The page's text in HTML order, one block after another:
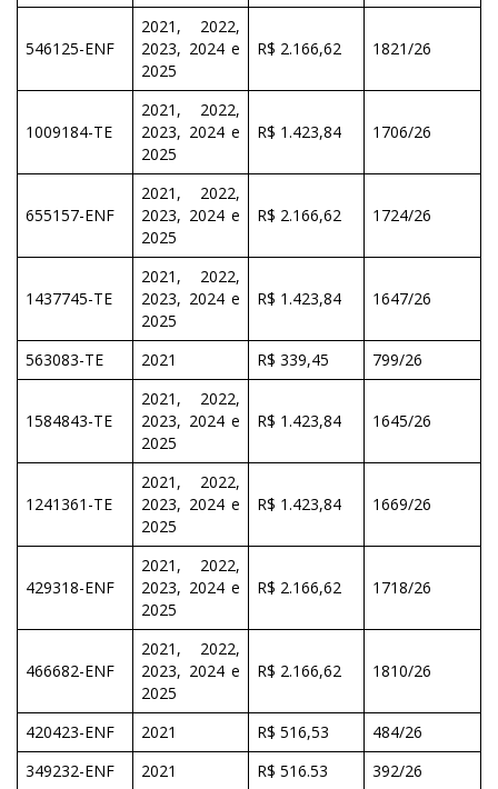
546125-ENF
2021, 2022,
2023, 2024 e
2025
R$ 2.166,62 1821/26
1009184-TE
2021, 2022,
2023, 2024 e
2025
R$ 1.423,84 1706/26
655157-ENF
2021, 2022,
2023, 2024 e
2025
R$ 2.166,62 1724/26
1437745-TE
2021, 2022,
2023, 2024 e
2025
R$ 1.423,84 1647/26
563083-TE 2021 R$ 339,45 799/26
1584843-TE
2021, 2022,
2023, 2024 e
2025
R$ 1.423,84 1645/26
1241361-TE
2021, 2022,
2023, 2024 e
2025
R$ 1.423,84 1669/26
429318-ENF
2021, 2022,
2023, 2024 e
2025
R$ 2.166,62 1718/26
466682-ENF
2021, 2022,
2023, 2024 e
2025
R$ 2.166,62 1810/26
420423-ENF 2021 R$ 516,53
484/26
349232-ENF
2021 R$ 516.53 392/26